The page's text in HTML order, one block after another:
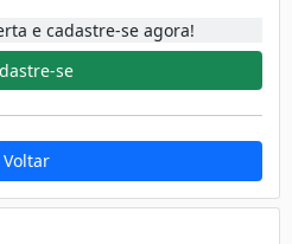
e cadastre-se agora!
se
Voltar